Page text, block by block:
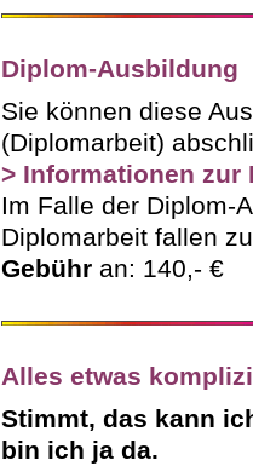
Diplom-Ausbildung
Sie können diese
(Diplomarbeit)
> Informationen
Im Falle der Diplom-
Diplomarbeit fallen
Gebühr an: 140,- €
Alles etwas
Stimmt, das kann
bin ich ja da.